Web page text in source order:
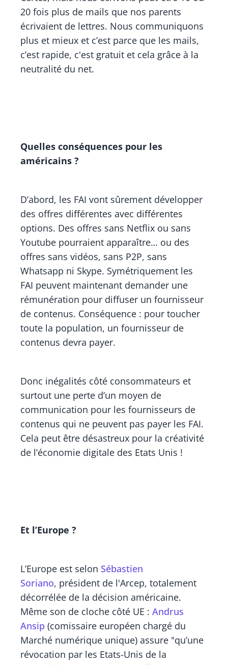
20 fois plus de mails que nos parents
écrivaient de lettres. Nous communiquons
plus et mieux et c’est parce que les mails,
c’est rapide, c'est gratuit et cela grâce à la
neutralité du net.
Quelles conséquences pour les
américains ?
D’abord, les FAI vont sûrement développer
des offres différentes avec différentes
options. Des offres sans Netflix ou sans
Youtube pourraient apparaître… ou des
offres sans vidéos, sans P2P, sans
Whatsapp ni Skype. Symétriquement les
FAI peuvent maintenant demander une
rémunération pour diffuser un fournisseur
de contenus. Conséquence : pour toucher
toute la population, un fournisseur de
contenus devra payer.
Donc inégalités côté consommateurs et
surtout une perte d’un moyen de
communication pour les fournisseurs de
contenus qui ne peuvent pas payer les FAI.
Cela peut être désastreux pour la créativité
de l’économie digitale des Etats Unis !
Et l’Europe ?
L’Europe est selon Sébastien
Soriano, président de l'Arcep, totalement
décorrélée de la décision américaine.
Même son de cloche côté UE : Andrus
Ansip (comissaire européen chargé du
Marché numérique unique) assure "qu’une
révocation par les Etats-Unis de la